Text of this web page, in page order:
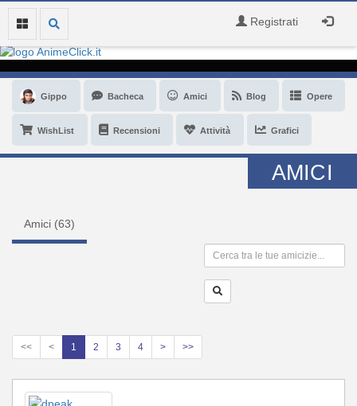
Registrati
Gippo Bacheca Amici Blog Opere
WishList Recensioni Attività Grafici
AMICI
Amici (63)
<< < 1 2 3 4 > >>